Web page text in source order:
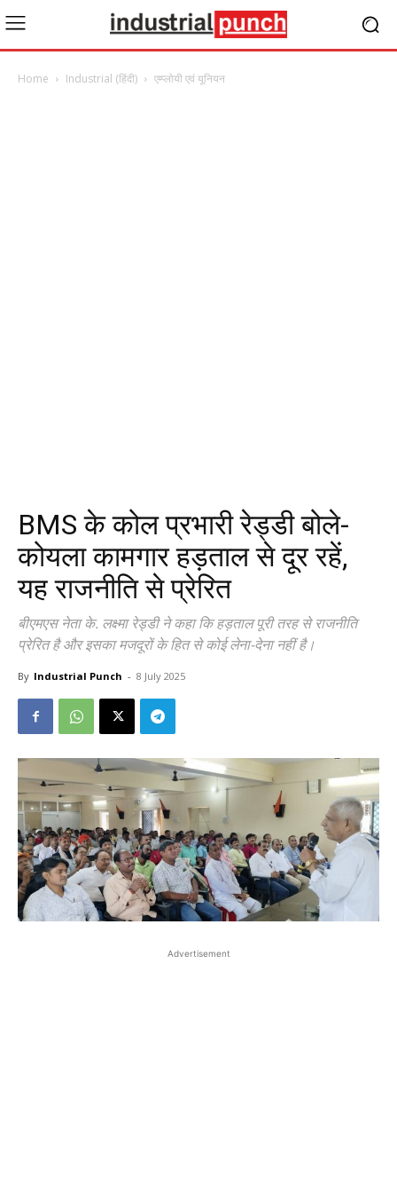
Home Industrial (हिंदी) एम्प्लोयी एवं यूनियन
BMS के कोल प्रभारी रेड्डी बोले-
कोयला कामगार हड़ताल से दूर रहें,
यह राजनीति से प्रेरित
बीएमएस नेता के. लक्ष्मा रेड्डी ने कहा कि हड़ताल पूरी तरह से राजनीति
प्रेरित है और इसका मजदूरों के हित से कोई लेना-देना नहीं है।
By Industrial Punch - 8 July 2025
Advertisement